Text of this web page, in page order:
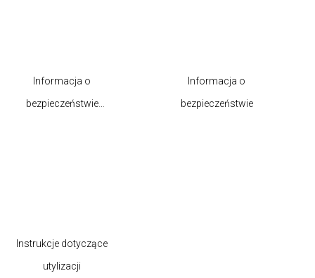
Informacja o
bezpieczeństwie
Informacja o
bezpieczeństwie
Instrukcje dotyczące
utylizacji